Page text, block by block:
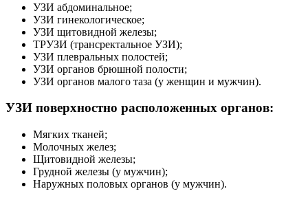
УЗИ абдоминальное;
УЗИ гинекологическое;
УЗИ щитовидной железы;
ТРУЗИ (трансректальное УЗИ);
УЗИ плевральных полостей;
УЗИ органов брюшной полости;
УЗИ органов малого таза (у женщин и мужчин).
УЗИ поверхностно расположенных органов:
Мягких тканей;
Молочных желез;
Щитовидной железы;
Грудной железы (у мужчин);
Наружных половых органов (у мужчин).